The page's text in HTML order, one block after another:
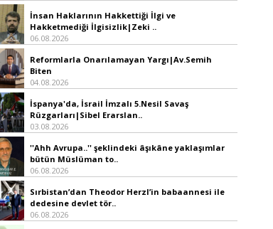
İnsan Haklarının Hakkettiği İlgi ve
Hakketmediği İlgisizlik|Zeki ..
06.08.2026
Reformlarla Onarılamayan Yargı|Av.Semih
Biten
04.08.2026
İspanya'da, İsrail İmzalı 5.Nesil Savaş
Rüzgarları|Sibel Erarslan..
03.08.2026
''Ahh Avrupa..'' şeklindeki âşıkâne yaklaşımlar
bütün Müslüman to..
06.08.2026
Sırbistan’dan Theodor Herzl’in babaannesi ile
dedesine devlet tör..
06.08.2026